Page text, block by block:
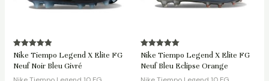
Note
sur 5
Nike Tiempo Legend X Elite FG
Neuf Noir Bleu Givré
Note
sur 5
Nike Tiempo Legend X Elite FG
Neuf Bleu Eclipse Orange